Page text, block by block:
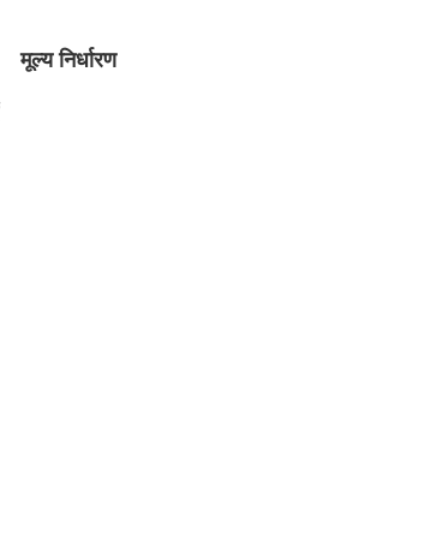
मूल्य निर्धारण